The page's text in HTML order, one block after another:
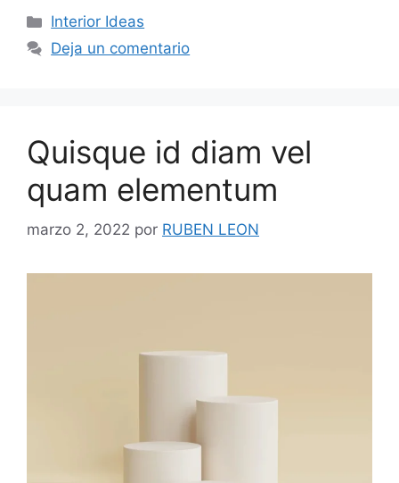
Categorías
Interior Ideas
Deja un comentario
Quisque id diam vel
quam elementum
marzo 2, 2022 por RUBEN LEON